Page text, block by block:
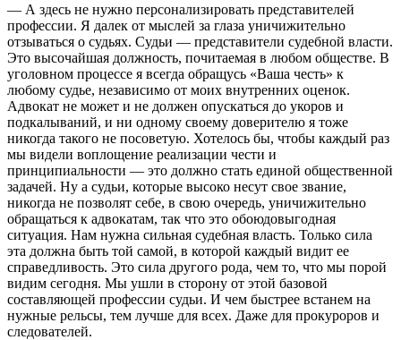
— А здесь не нужно персонализировать представителей
профессии. Я далек от мыслей за глаза уничижительно
отзываться о судьях. Судьи — представители судебной власти.
Это высочайшая должность, почитаемая в любом обществе. В
уголовном процессе я всегда обращусь «Ваша честь» к
любому судье, независимо от моих внутренних оценок.
Адвокат не может и не должен опускаться до укоров и
подкалываний, и ни одному своему доверителю я тоже
никогда такого не посоветую. Хотелось бы, чтобы каждый раз
мы видели воплощение реализации чести и
принципиальности — это должно стать единой общественной
задачей. Ну а судьи, которые высоко несут свое звание,
никогда не позволят себе, в свою очередь, уничижительно
обращаться к адвокатам, так что это обоюдовыгодная
ситуация. Нам нужна сильная судебная власть. Только сила
эта должна быть той самой, в которой каждый видит ее
справедливость. Это сила другого рода, чем то, что мы порой
видим сегодня. Мы ушли в сторону от этой базовой
составляющей профессии судьи. И чем быстрее встанем на
нужные рельсы, тем лучше для всех. Даже для прокуроров и
следователей.